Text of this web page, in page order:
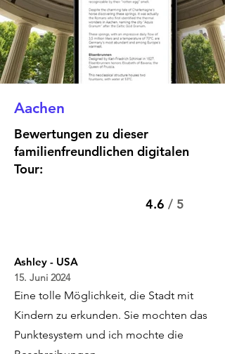
Aachen
Bewertungen zu dieser
familienfreundlichen digitalen
Tour:
4.6 / 5
Ashley - USA
15. Juni 2024
Eine tolle Möglichkeit, die Stadt mit
Kindern zu erkunden. Sie mochten das
Punktesystem und ich mochte die